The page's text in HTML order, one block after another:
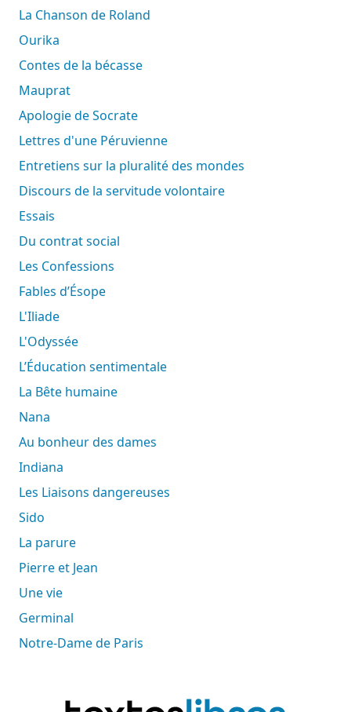
La Chanson de Roland
Ourika
Contes de la bécasse
Mauprat
Apologie de Socrate
Lettres d'une Péruvienne
Entretiens sur la pluralité des mondes
Discours de la servitude volontaire
Essais
Du contrat social
Les Confessions
Fables d’Ésope
L'Iliade
L'Odyssée
L’Éducation sentimentale
La Bête humaine
Nana
Au bonheur des dames
Indiana
Les Liaisons dangereuses
Sido
La parure
Pierre et Jean
Une vie
Germinal
Notre-Dame de Paris